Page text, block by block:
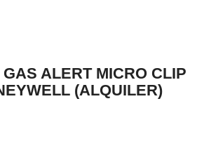
ALERT MICRO CLIP
(ALQUILER)